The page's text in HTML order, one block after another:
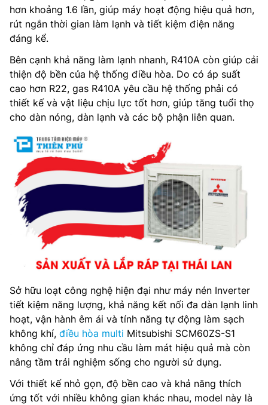
hơn khoảng 1.6 lần, giúp máy hoạt động hiệu quả hơn,
rút ngắn thời gian làm lạnh và tiết kiệm điện năng
đáng kể.
Bên cạnh khả năng làm lạnh nhanh, R410A còn giúp cải
thiện độ bền của hệ thống điều hòa. Do có áp suất
cao hơn R22, gas R410A yêu cầu hệ thống phải có
thiết kế và vật liệu chịu lực tốt hơn, giúp tăng tuổi thọ
cho dàn nóng, dàn lạnh và các bộ phận liên quan.
Sở hữu loạt công nghệ hiện đại như máy nén Inverter
tiết kiệm năng lượng, khả năng kết nối đa dàn lạnh linh
hoạt, vận hành êm ái và tính năng tự động làm sạch
không khí, điều hòa multi Mitsubishi SCM60ZS-S1
không chỉ đáp ứng nhu cầu làm mát hiệu quả mà còn
nâng tầm trải nghiệm sống cho người sử dụng.
Với thiết kế nhỏ gọn, độ bền cao và khả năng thích
ứng tốt với nhiều không gian khác nhau, model này là